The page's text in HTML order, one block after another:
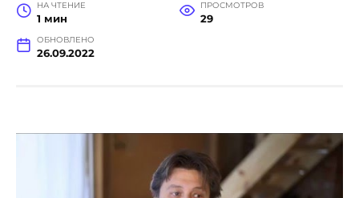
НА ЧТЕНИЕ
1 мин
ПРОСМОТРОВ
29
ОБНОВЛЕНО
26.09.2022